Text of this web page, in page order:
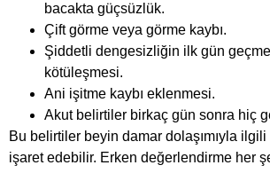
bacakta güçsüzlük.
Çift görme veya görme kaybı.
Şiddetli dengesizliğin ilk gün
kötüleşmesi.
Ani işitme kaybı eklenmesi.
Akut belirtiler birkaç gün sonra hiç
Bu belirtiler beyin damar dolaşımıyla
işaret edebilir. Erken değerlendirme her